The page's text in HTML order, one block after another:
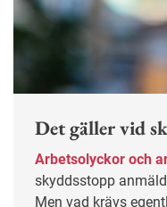
Det gäller vid
Arbetsolyckor och
skyddsstopp
Men vad krävs